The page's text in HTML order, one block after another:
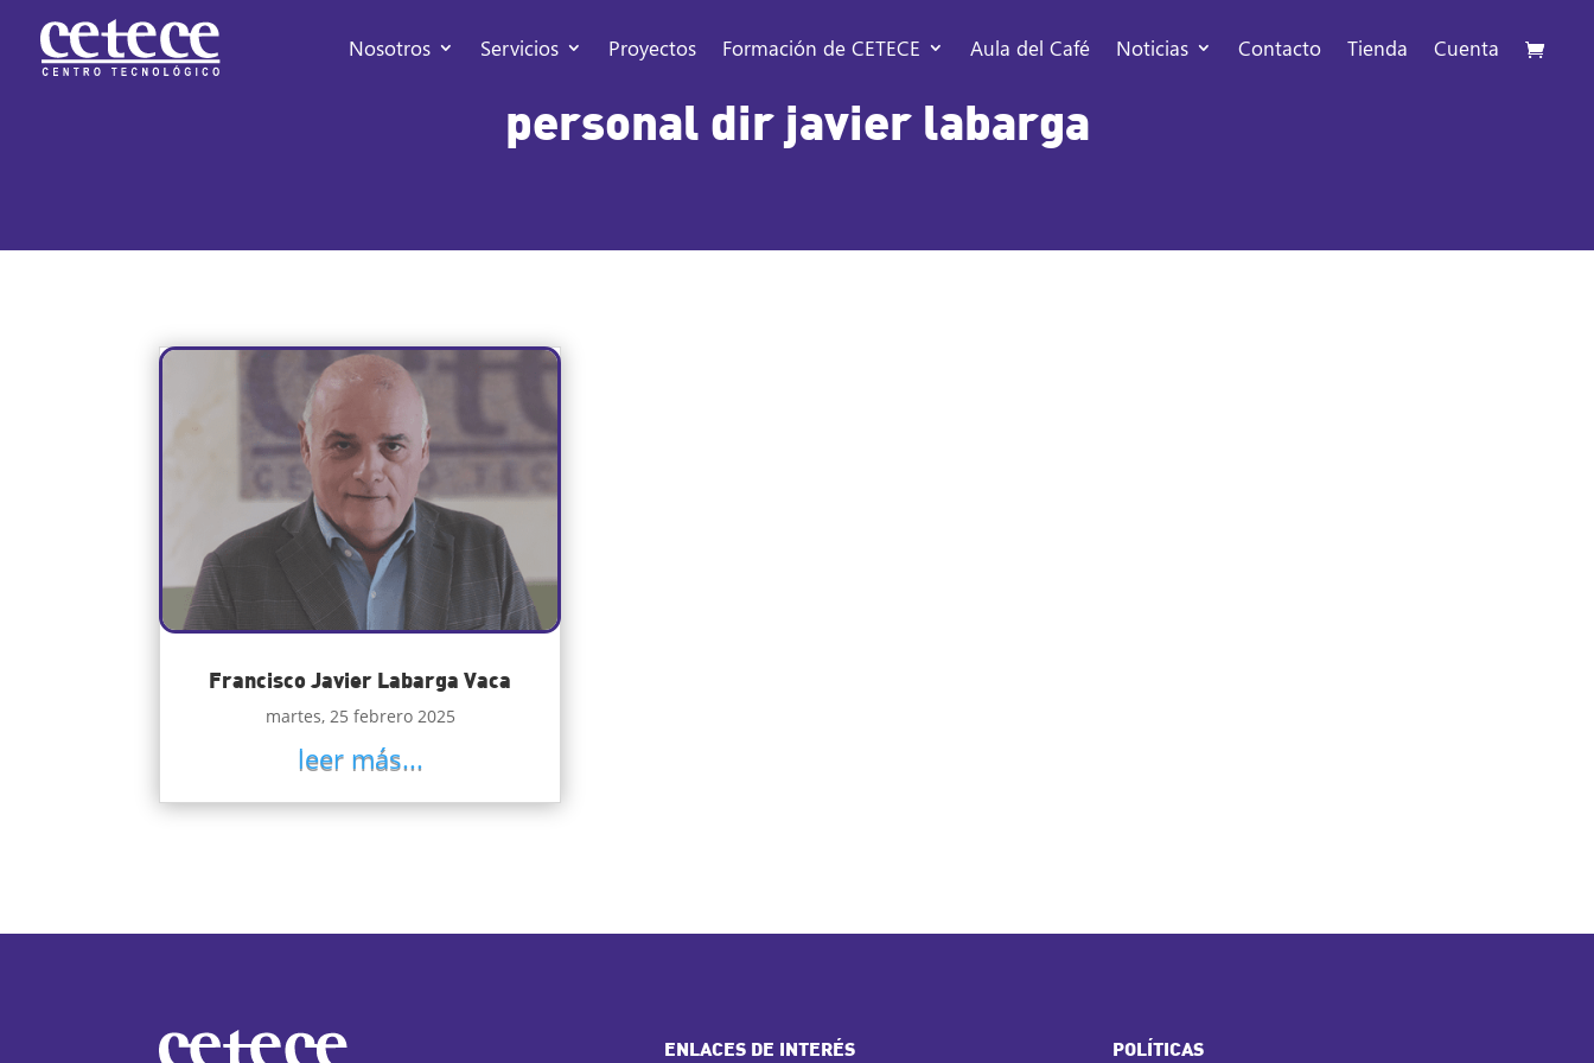
Nosotros Servicios Proyectos Formación de CETECE Aula del Café Noticias Contacto Tienda Cuenta
personal dir javier labarga
Francisco Javier Labarga Vaca
martes, 25 febrero 2025
leer más...
ENLACES DE INTERÉS POLÍTICAS